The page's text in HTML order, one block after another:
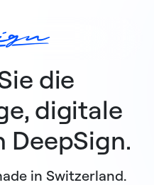
die
digitale
DeepSign.
in Switzerland.